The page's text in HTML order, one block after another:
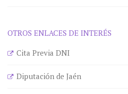
OTROS ENLACES DE INTERÉS
Cita Previa DNI
Diputación de Jaén